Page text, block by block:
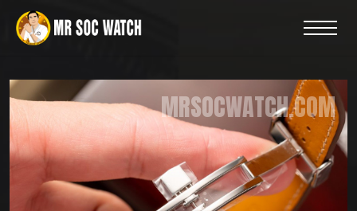
MRSOCWATCH.COM